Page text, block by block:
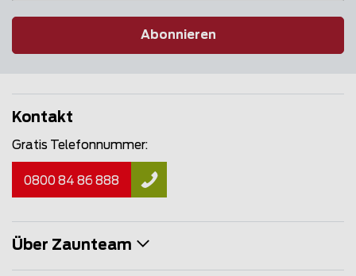
Abonnieren
Kontakt
Gratis Telefonnummer:
0800 84 86 888
Über Zaunteam